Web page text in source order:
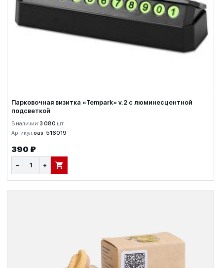
Парковочная визитка «Tempark» v.2 с люминесцентной
подсветкой
В наличии:3 080 шт.
Артикул:oas-516019
390 ₽
− + В КОРЗИНУ